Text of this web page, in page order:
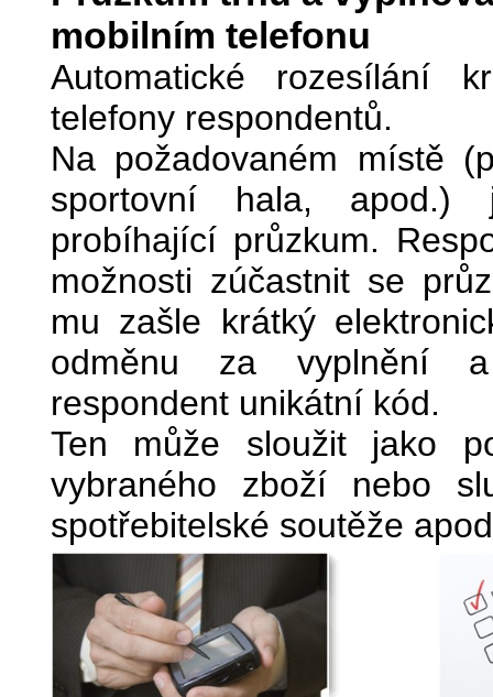
mobilním telefonu
Automatické rozesílání
telefony respondentů.
Na požadovaném místě
sportovní hala, apod.)
probíhající průzkum.
možnosti zúčastnit se
mu zašle krátký
odměnu za vyplnění
respondent unikátní kód.
Ten může sloužit jako
vybraného zboží nebo
spotřebitelské soutěže